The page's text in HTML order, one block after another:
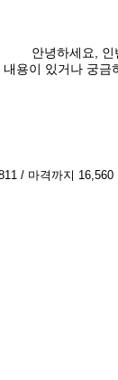
안녕하세요, 인
내용이 있거나 궁
/ 마격까지 16,560